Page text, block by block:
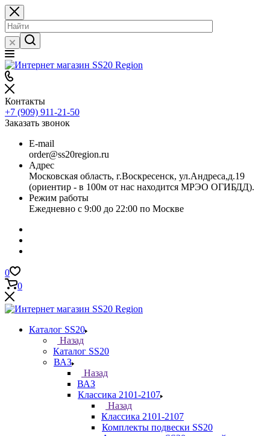
Контакты
+7 (909) 911-21-50
Заказать звонок
E-mail
order@ss20region.ru
Адрес
Московская область, г.Воскресенск, ул.Андреса,д.19
(ориентир - в 100м от нас находится МРЭО ОГИБДД).
Режим работы
Ежедневно с 9:00 до 22:00 по Москве
0
0
Каталог SS20
Назад
Каталог SS20
ВАЗ
Назад
ВАЗ
Классика 2101-2107
Назад
Классика 2101-2107
Комплекты подвески SS20